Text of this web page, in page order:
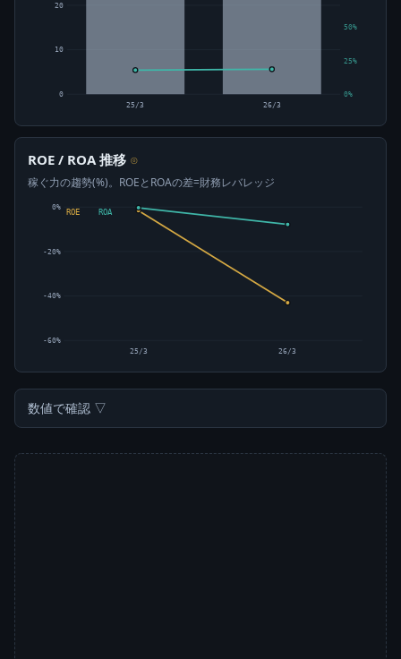
0
10
20
0%
25%
50%
25/3 26/3
ROE / ROA 推移 ⊙
稼ぐ力の趨勢(%)。ROEとROAの差=財務レバレッジ
-60%
-40%
-20%
0%
ROE ROA
25/3 26/3
数値で確認 ▽